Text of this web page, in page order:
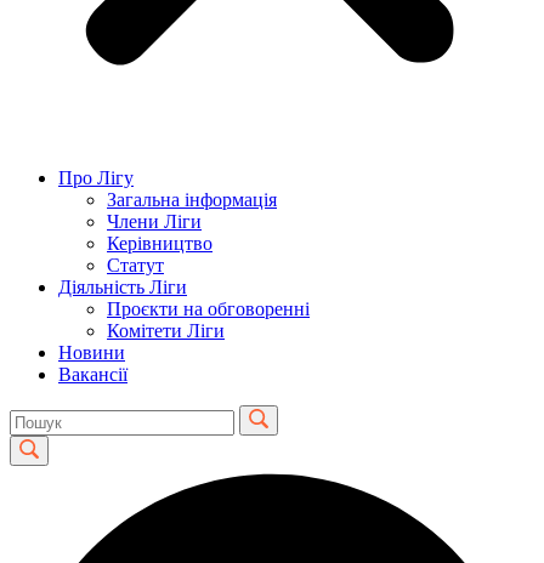
Про Лігу
Загальна інформація
Члени Ліги
Керівництво
Статут
Діяльність Ліги
Проєкти на обговоренні
Комітети Ліги
Новини
Вакансії